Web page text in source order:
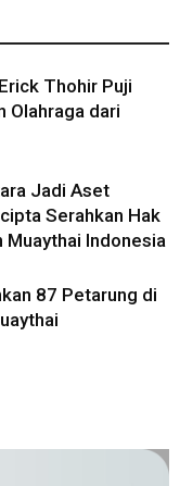
Thohir Puji
Olahraga dari
Jadi Aset
Serahkan Hak
Muaythai Indonesia
87 Petarung di